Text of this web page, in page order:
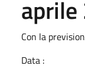
Con la
Data :